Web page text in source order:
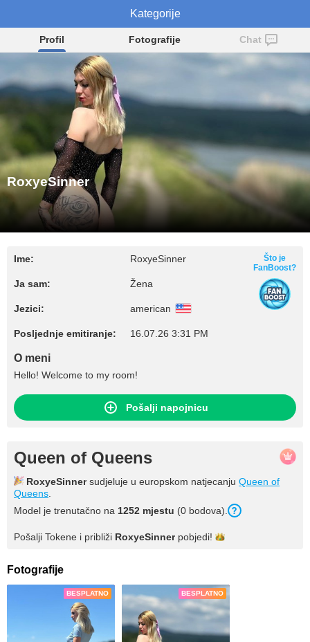
RoxyeSinner
Profil Fotografije Chat
RoxyeSinner
Ime: RoxyeSinner
Ja sam: Žena
Jezici: american
Posljednje emitiranje: 16.07.26 3:31 PM
Što je
FanBoost?
O meni
Hello! Welcome to my room!
Pošalji napojnicu
Queen of Queens
RoxyeSinner sudjeluje u europskom natjecanju Queen of
Queens
Model je trenutačno na 1252 mjestu (0 bodova).
Pošalji Tokene i približi RoxyeSinner pobjedi!
Fotografije
BESPLATNO BESPLATNO
Kategorije